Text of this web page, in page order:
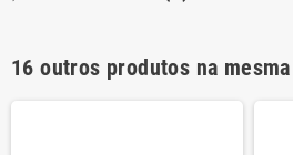
16 outros produtos na